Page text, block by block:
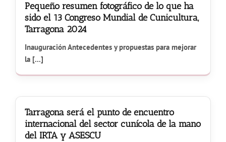
Pequeño resumen fotográfico de lo que ha
sido el 13 Congreso Mundial de Cunicultura,
Tarragona 2024
Inauguración Antecedentes y propuestas para mejorar
la [...]
Tarragona será el punto de encuentro
internacional del sector cunícola de la mano
del IRTA y ASESCU